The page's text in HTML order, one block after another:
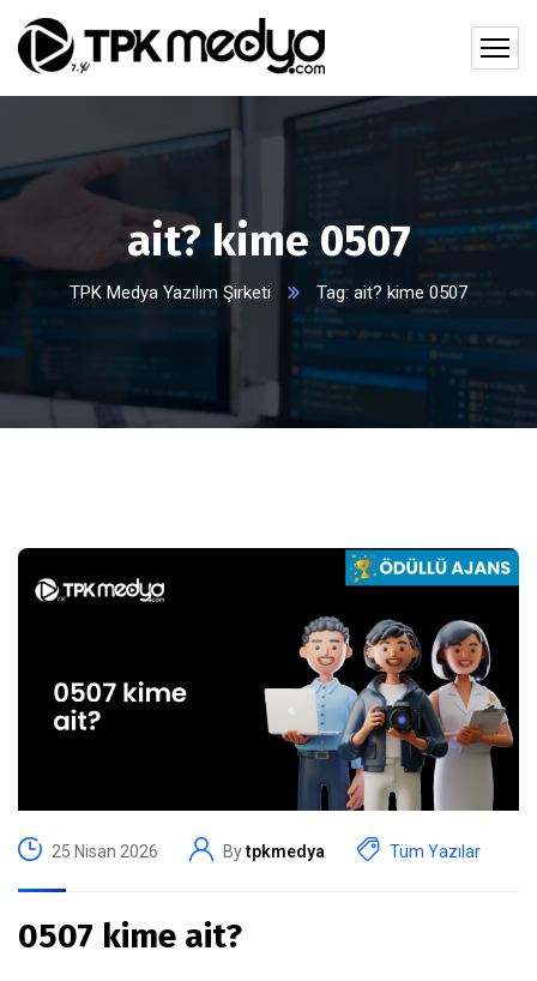
ait? kime 0507
TPK Medya Yazılım Şirketi Tag: ait? kime 0507
25 Nisan 2026 Bytpkmedya Tüm Yazılar
0507 kime ait?